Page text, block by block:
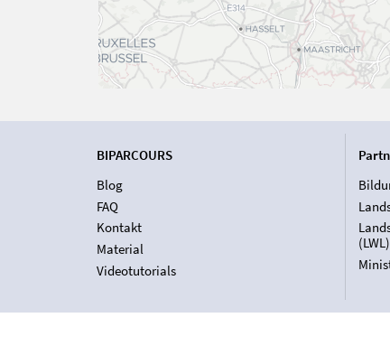
BIPARCOURS
Blog
FAQ
Kontakt
Material
Videotutorials
(LWL)